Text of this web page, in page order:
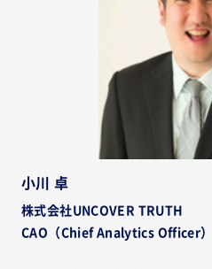
小川 卓
株式会社UNCOVER TRUTH
CAO（Chief Analytics Officer）